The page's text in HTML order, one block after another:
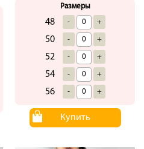
Размеры
48 - +
50 - +
52 - +
54 - +
56 - +
Купить